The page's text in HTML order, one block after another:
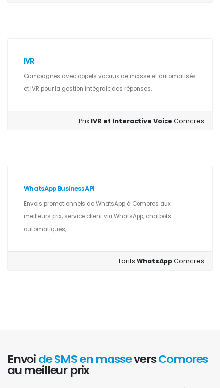
IVR
Campagnes avec appels vocaux de masse et automatisés
et IVR pour la gestion intégrale des réponses.
Prix IVR et Interactive VoiceComores
WhatsApp Business API
Envois promotionnels de WhatsApp à Comores aux
meilleurs prix, service client via WhatsApp, chatbots
automatiques,...
TarifsWhatsAppComores
Envoide SMS en masseversComores
au meilleur prix